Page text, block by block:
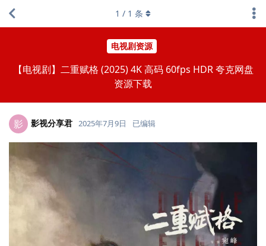
电视剧资源
【电视剧】二重赋格 (2025) 4K 高码 60fps HDR 夸克网盘
资源下载
1 / 1 条
影 影视分享君 2025年7月9日 已编辑